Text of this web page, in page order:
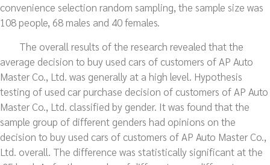
convenience selection random sampling, the sample size was
108 people, 68 males and 40 females.
The overall results of the research revealed that the
average decision to buy used cars of customers of AP Auto
Master Co., Ltd. was generally at a high level. Hypothesis
testing of used car purchase decision of customers of AP Auto
Master Co., Ltd. classified by gender. It was found that the
sample group of different genders had opinions on the
decision to buy used cars of customers of AP Auto Master Co.,
Ltd. overall. The difference was statistically significant at the